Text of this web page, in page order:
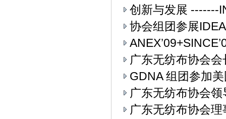
创新与发展 -------
协会组团参展
广东无纺布协会
GDNA 组团参加
广东无纺布协会
广东无纺布协会